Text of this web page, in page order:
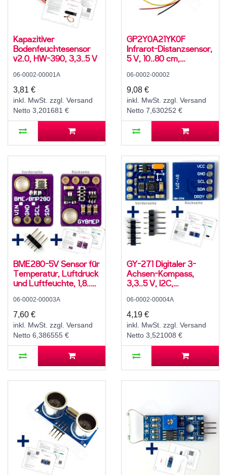
Kapazitiver
Bodenfeuchtesensor
v2.0, HW-390, 3,3..5 V
06-0002-00001A
3,81 €
inkl. MwSt. zzgl. Versand
Netto 3,201681 €
GP2Y0A21YK0F
Infrarot-Distanzsensor,
5 V, 10..80 cm,
06-0002-00002
9,08 €
inkl. MwSt. zzgl. Versand
Netto 7,630252 €
BME280-5V Sensor für
Temperatur, Luftdruck
und Luftfeuchte, 1,8..5
06-0002-00003A
7,60 €
inkl. MwSt. zzgl. Versand
Netto 6,386555 €
GY-271 Digitaler 3-
Achsen-Kompass,
3,3..5 V, I2C,
06-0002-00004A
4,19 €
inkl. MwSt. zzgl. Versand
Netto 3,521008 €